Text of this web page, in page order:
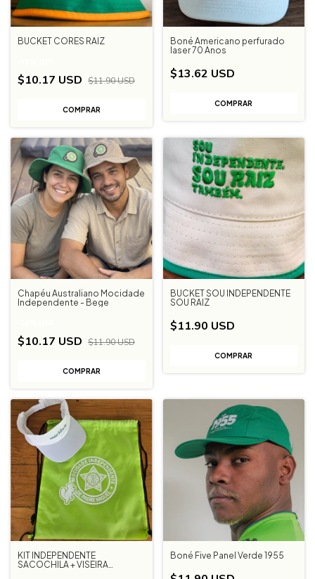
BUCKET CORES RAIZ
$10.17 USD $11.90 USD
Boné Americano perfurado
laser 70 Anos
$13.62 USD
Chapéu Australiano Mocidade
Independente - Bege
$10.17 USD $11.90 USD
BUCKET SOU INDEPENDENTE
SOU RAIZ
$11.90 USD
KIT INDEPENDENTE
SACOCHILA + VISEIRA
Boné Five Panel Verde 1955